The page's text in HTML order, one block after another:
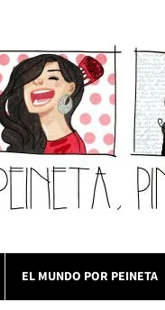
EL MUNDO POR PEINETA